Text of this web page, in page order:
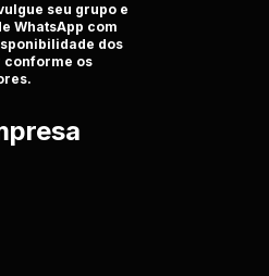
seu grupo e
WhatsApp com
dos
conforme os